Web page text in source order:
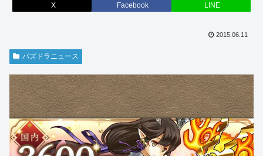
X Facebook LINE
2015.06.11
パズドラニュース